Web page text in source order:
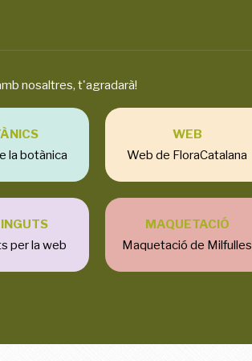
nosaltres, t'agradarà!
la botànica
WEB
Web de FloraCatalana
per la web
MAQUETACIÓ
Maquetació de Milfulles